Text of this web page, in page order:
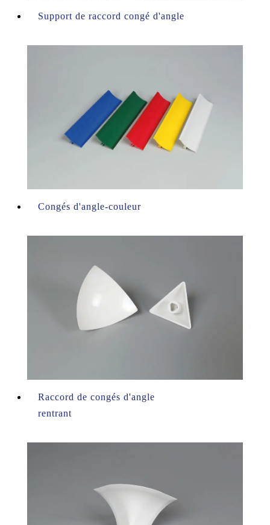
Support de raccord congé d'angle
Congés d'angle-couleur
Raccord de congés d'angle
rentrant